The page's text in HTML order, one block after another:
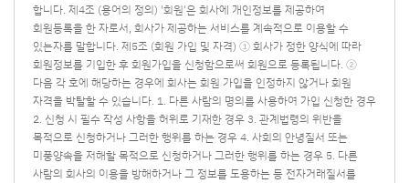
합니다. 제4조 (용어의 정의) '회원'은 회사에 개인정보를 제공하여
회원등록을 한 자로서, 회사가 제공하는 서비스를 계속적으로 이용할 수
있는자를 말합니다. 제5조 (회원 가입 및 자격) ① 회사가 정한 양식에 따라
회원정보를 기입한 후 회원가입을 신청함으로써 회원으로 등록됩니다. ②
다음 각 호에 해당하는 경우에 회사는 회원 가입을 인정하지 않거나 회원
자격을 박탈할 수 있습니다. 1. 다른 사람의 명의를 사용하여 가입 신청한 경우
2. 신청 시 필수 작성 사항을 허위로 기재한 경우 3. 관계법령의 위반을
목적으로 신청하거나 그러한 행위를 하는 경우 4. 사회의 안녕질서 또는
미풍양속을 저해할 목적으로 신청하거나 그러한 행위를 하는 경우 5. 다른
사람의 회사의 이용을 방해하거나 그 정보를 도용하는 등 전자거래질서를